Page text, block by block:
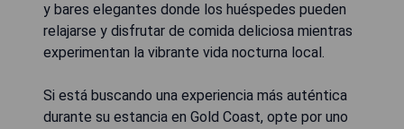
y bares elegantes donde los huéspedes pueden
relajarse y disfrutar de comida deliciosa mientras
experimentan la vibrante vida nocturna local.
Si está buscando una experiencia más auténtica
durante su estancia en Gold Coast, opte por uno